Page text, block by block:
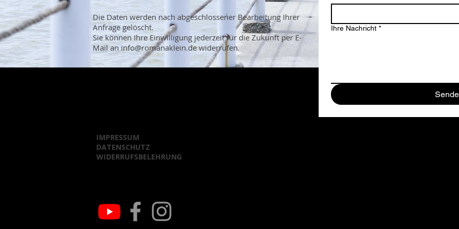
Die Daten werden nach abgeschlossener Bearbeitung Ihrer
Anfrage gelöscht.
Sie können Ihre Einwilligung jederzeit für die Zukunft per E-
Mail an info@romanaklein.dewiderrufen.
Ihre Nachricht *
IMPRESSUM
DATENSCHUTZ
WIDERRUFSBELEHRUNG